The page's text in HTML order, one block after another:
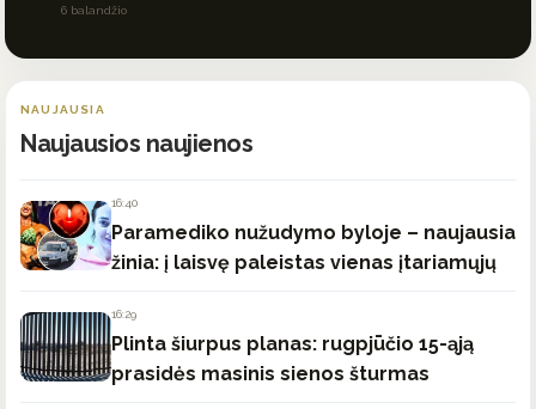
6 balandžio
NAUJAUSIA
Naujausios naujienos
16:40
Paramediko nužudymo byloje – naujausia
žinia: į laisvę paleistas vienas įtariamųjų
16:29
Plinta šiurpus planas: rugpjūčio 15-ąją
prasidės masinis sienos šturmas